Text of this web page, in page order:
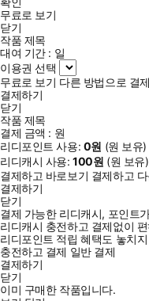
무료로 보기
닫기
작품 제목
대여 기간 : 일
이용권 선택
무료로 보기 다른 방법으로 결제
결제하기
닫기
작품 제목
결제 금액 : 원
리디포인트 사용: 0원 (원 보유)
리디캐시 사용:100원 (원 보유)
결제하고 바로보기 결제하고
결제하기
닫기
결제 가능한 리디캐시, 포인트
리디캐시 충전하고 결제없이
리디포인트 적립 혜택도 놓치
충전하고 결제 일반 결제
결제하기
닫기
이미 구매한 작품입니다.